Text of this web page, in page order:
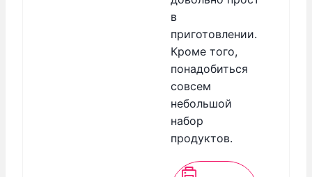
в
приготовлении.
Кроме того,
понадобиться
совсем
небольшой
набор
продуктов.